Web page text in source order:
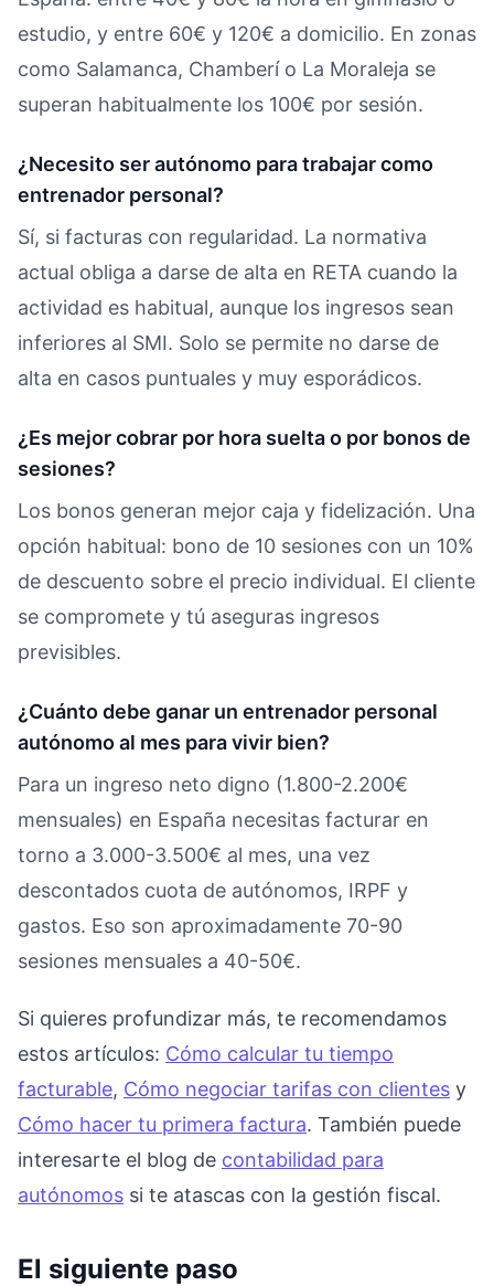
estudio, y entre 60€ y 120€ a domicilio. En zonas
como Salamanca, Chamberí o La Moraleja se
superan habitualmente los 100€ por sesión.
¿Necesito ser autónomo para trabajar como
entrenador personal?
Sí, si facturas con regularidad. La normativa
actual obliga a darse de alta en RETA cuando la
actividad es habitual, aunque los ingresos sean
inferiores al SMI. Solo se permite no darse de
alta en casos puntuales y muy esporádicos.
¿Es mejor cobrar por hora suelta o por bonos de
sesiones?
Los bonos generan mejor caja y fidelización. Una
opción habitual: bono de 10 sesiones con un 10%
de descuento sobre el precio individual. El cliente
se compromete y tú aseguras ingresos
previsibles.
¿Cuánto debe ganar un entrenador personal
autónomo al mes para vivir bien?
Para un ingreso neto digno (1.800-2.200€
mensuales) en España necesitas facturar en
torno a 3.000-3.500€ al mes, una vez
descontados cuota de autónomos, IRPF y
gastos. Eso son aproximadamente 70-90
sesiones mensuales a 40-50€.
Si quieres profundizar más, te recomendamos
estos artículos: Cómo calcular tu tiempo
facturable, Cómo negociar tarifas con clientes y
Cómo hacer tu primera factura. También puede
interesarte el blog de contabilidad para
autónomos si te atascas con la gestión fiscal.
El siguiente paso